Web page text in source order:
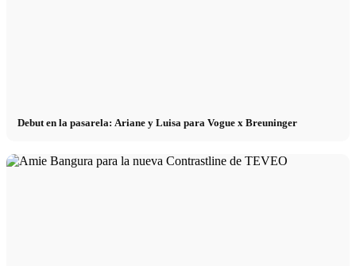
Debut en la pasarela: Ariane y Luisa para Vogue x Breuninger